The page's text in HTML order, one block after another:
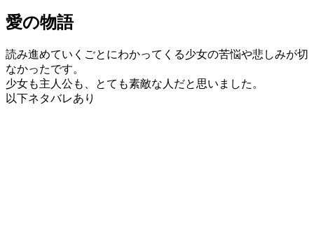
愛の物語
読み進めていくごとにわかってくる少女の苦悩や悲しみが切
なかったです。
少女も主人公も、とても素敵な人だと思いました。
以下ネタバレあり